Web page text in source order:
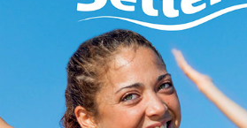
CATALOGO SETTAMARI